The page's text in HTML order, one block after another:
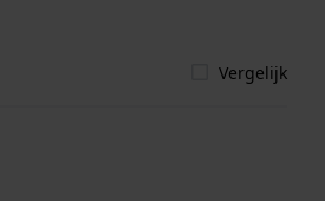
Vergelijk